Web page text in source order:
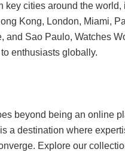
key cities around the world,
Kong, London, Miami,
and Sao Paulo, Watches
enthusiasts globally.
beyond being an online
a destination where
Explore our